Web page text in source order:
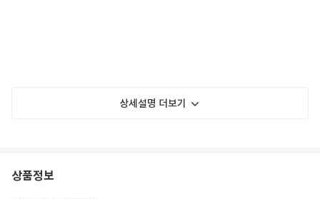
상세설명 더보기
상품정보